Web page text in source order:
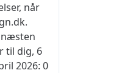
når
til dig, 6
2026: 0